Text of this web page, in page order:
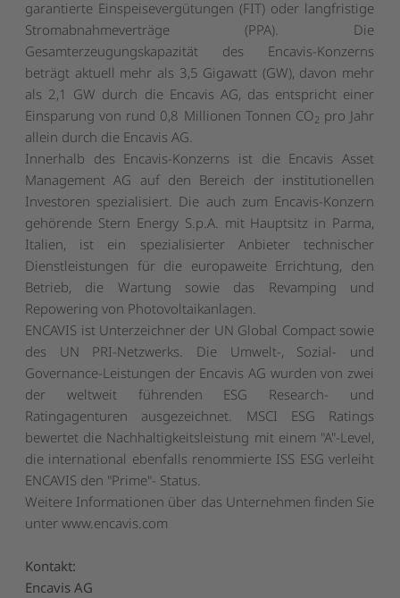
garantierte Einspeisevergütungen (FIT) oder langfristige
Stromabnahmeverträge (PPA). Die
Gesamterzeugungskapazität des Encavis-Konzerns
beträgt aktuell mehr als 3,5 Gigawatt (GW), davon mehr
als 2,1 GW durch die Encavis AG, das entspricht einer
Einsparung von rund 0,8 Millionen Tonnen CO2 pro Jahr
allein durch die Encavis AG.
Innerhalb des Encavis-Konzerns ist die Encavis Asset
Management AG auf den Bereich der institutionellen
Investoren spezialisiert. Die auch zum Encavis-Konzern
gehörende Stern Energy S.p.A. mit Hauptsitz in Parma,
Italien, ist ein spezialisierter Anbieter technischer
Dienstleistungen für die europaweite Errichtung, den
Betrieb, die Wartung sowie das Revamping und
Repowering von Photovoltaikanlagen.
ENCAVIS ist Unterzeichner der UN Global Compact sowie
des UN PRI-Netzwerks. Die Umwelt-, Sozial- und
Governance-Leistungen der Encavis AG wurden von zwei
der weltweit führenden ESG Research- und
Ratingagenturen ausgezeichnet. MSCI ESG Ratings
bewertet die Nachhaltigkeitsleistung mit einem "A"-Level,
die international ebenfalls renommierte ISS ESG verleiht
ENCAVIS den "Prime"- Status.
Weitere Informationen über das Unternehmen finden Sie
unterwww.encavis.com
Kontakt:
Encavis AG